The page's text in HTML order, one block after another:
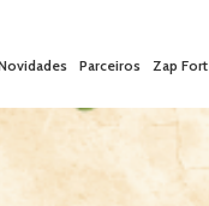
Parceiros Zap Fort